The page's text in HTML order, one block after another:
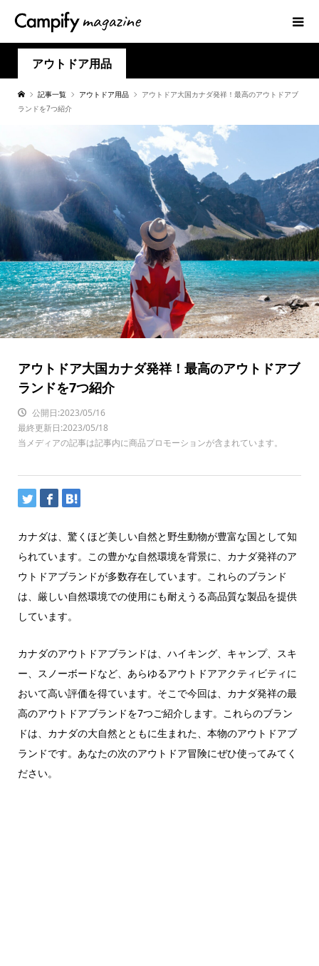
アウトドア用品
記事一覧 アウトドア用品
アウトドア大国カナダ発祥！最高のアウトドアブ
ランドを7つ紹介
アウトドア大国カナダ発祥！最高のアウトドアブ
ランドを7つ紹介
公開日:2023/05/16
最終更新日:2023/05/18
当メディアの記事は記事内に商品プロモーションが含まれています。
カナダは、驚くほど美しい自然と野生動物が豊富な国として知
られています。この豊かな自然環境を背景に、カナダ発祥のア
ウトドアブランドが多数存在しています。これらのブランド
は、厳しい自然環境での使用にも耐えうる高品質な製品を提供
しています。
カナダのアウトドアブランドは、ハイキング、キャンプ、スキ
ー、スノーボードなど、あらゆるアウトドアアクティビティに
おいて高い評価を得ています。そこで今回は、カナダ発祥の最
高のアウトドアブランドを7つご紹介します。これらのブラン
ドは、カナダの大自然とともに生まれた、本物のアウトドアブ
ランドです。あなたの次のアウトドア冒険にぜひ使ってみてく
ださい。